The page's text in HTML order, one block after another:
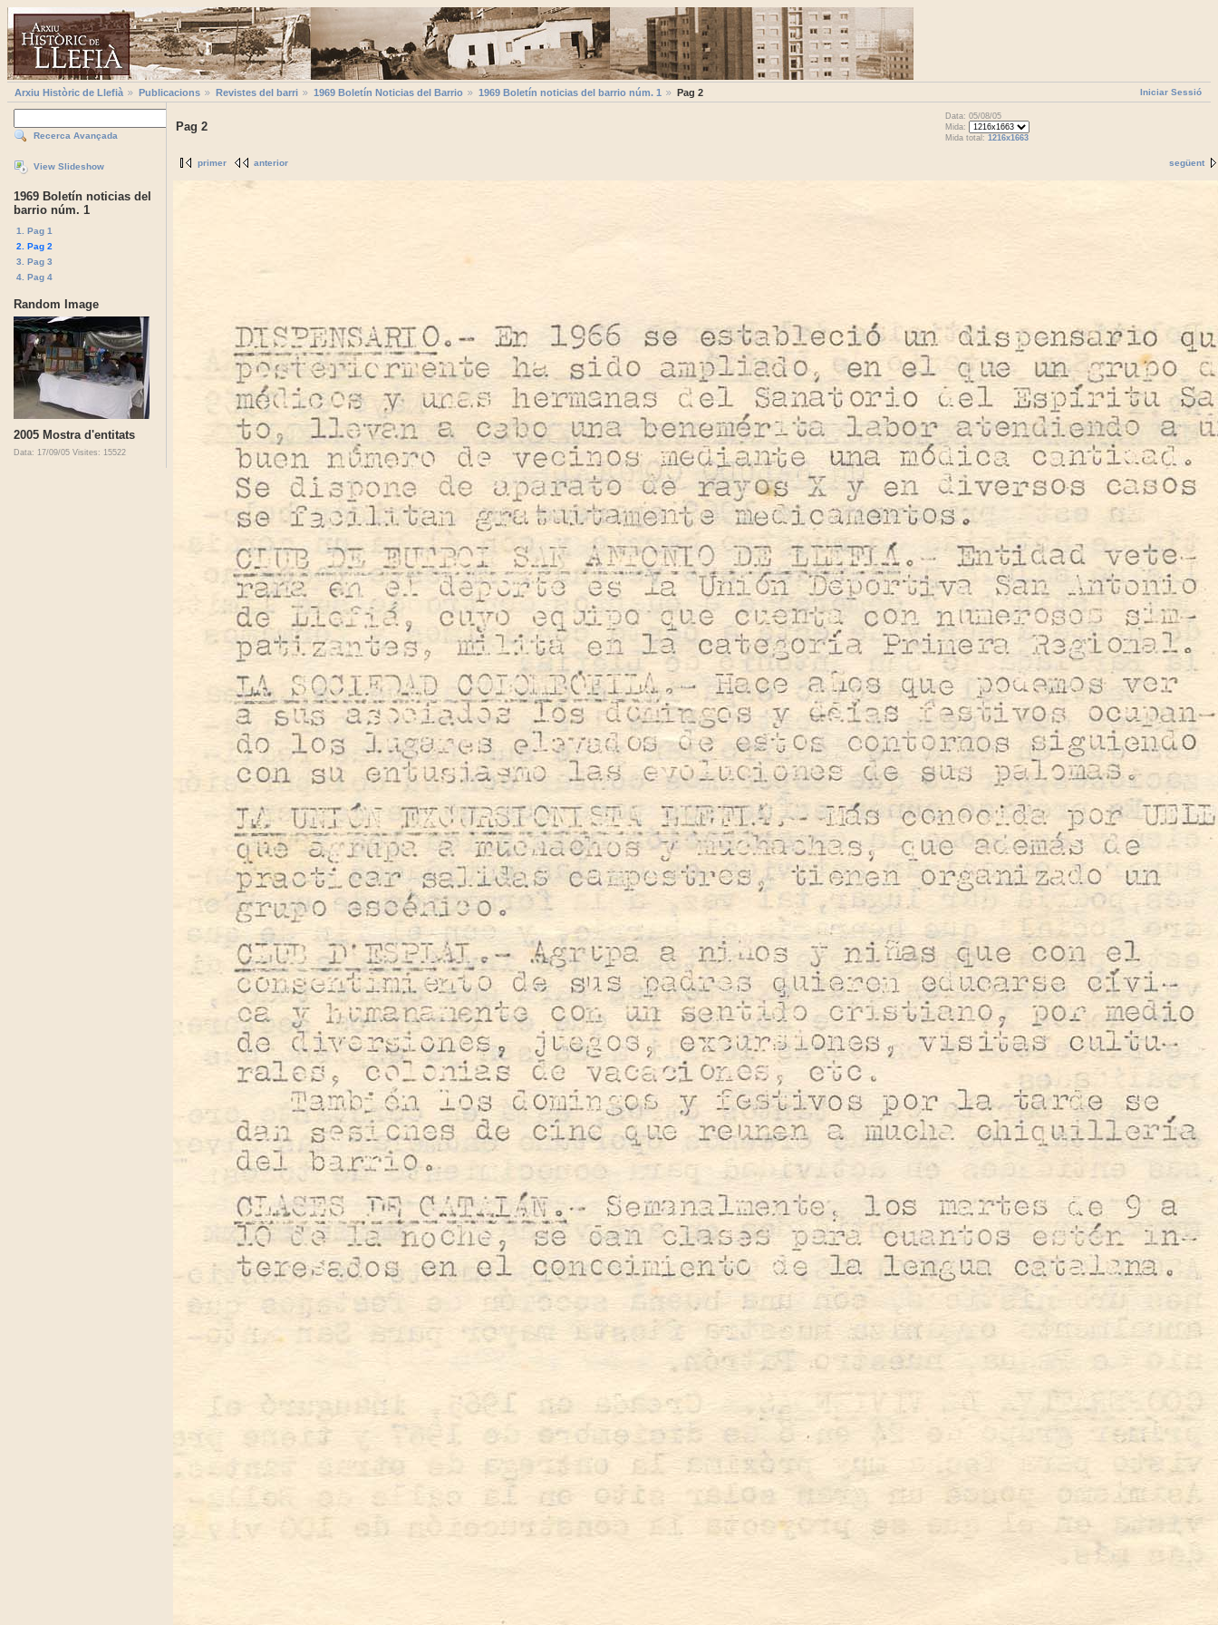
Iniciar Sessió
Arxiu Històric de Llefià Publicacions Revistes del barri 1969 Boletí­n Noticias del Barrio 1969 Boletín noticias del barrio núm. 1 Pag 2
Recerca Avançada
View Slideshow
1969 Boletín noticias del
barrio núm. 1
1. Pag 1
2. Pag 2
3. Pag 3
4. Pag 4
Random Image
2005 Mostra d'entitats
Data: 17/09/05 Visites: 15522
Pag 2
Data: 05/08/05
Mida:
Mida total: 1216x1663
següent
primer anterior